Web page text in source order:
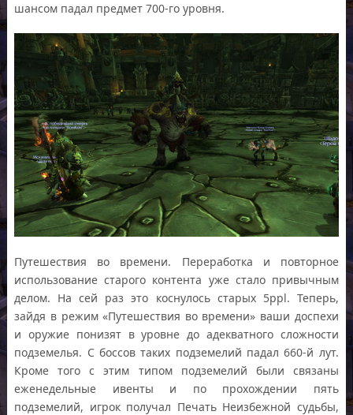
шансом падал предмет 700-го уровня.
Путешествия во времени. Переработка и повторное
использование старого контента уже стало привычным
делом. На сей раз это коснулось старых 5ppl. Теперь,
зайдя в режим «Путешествия во времени» ваши доспехи
и оружие понизят в уровне до адекватного сложности
подземелья. С боссов таких подземелий падал 660-й лут.
Кроме того с этим типом подземелий были связаны
еженедельные ивенты и по прохождении пять
подземелий, игрок получал Печать Неизбежной судьбы,